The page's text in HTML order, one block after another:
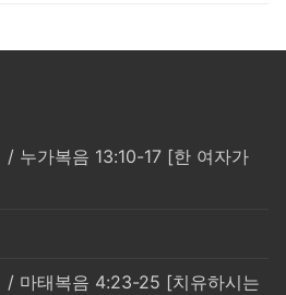
누가복음 13:10-17 [한 여자가
마태복음 4:23-25 [치유하시는